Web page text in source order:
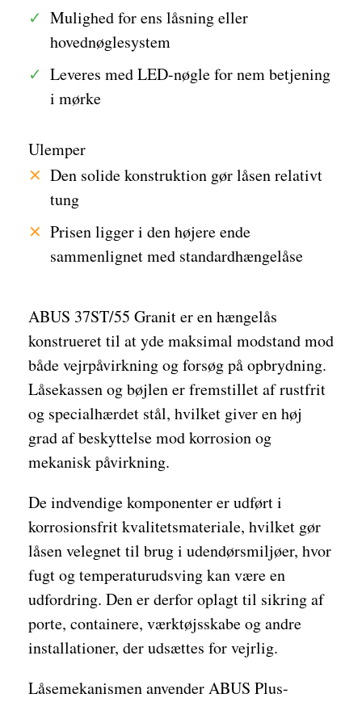
ABUS 37ST/55 Granit er en hængelås
konstrueret til at yde maksimal modstand mod
både vejrpåvirkning og forsøg på opbrydning.
Låsekassen og bøjlen er fremstillet af rustfrit
og specialhærdet stål, hvilket giver en høj
grad af beskyttelse mod korrosion og
mekanisk påvirkning.
De indvendige komponenter er udført i
korrosionsfrit kvalitetsmateriale, hvilket gør
låsen velegnet til brug i udendørsmiljøer, hvor
fugt og temperaturudsving kan være en
udfordring. Den er derfor oplagt til sikring af
porte, containere, værktøjsskabe og andre
installationer, der udsættes for vejrlig.
Låsemekanismen anvender ABUS Plus-
Mulighed for ens låsning eller
hovednøglesystem
Leveres med LED-nøgle for nem betjening
i mørke
Ulemper
Den solide konstruktion gør låsen relativt
tung
Prisen ligger i den højere ende
sammenlignet med standardhængelåse